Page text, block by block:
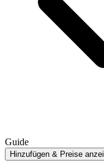
Guide
Hinzufügen & Preise